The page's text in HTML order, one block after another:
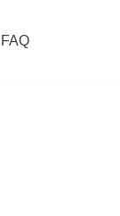
FAQ